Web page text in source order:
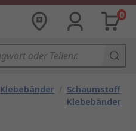
0
Klebebänder / Schaumstoff
Klebebänder